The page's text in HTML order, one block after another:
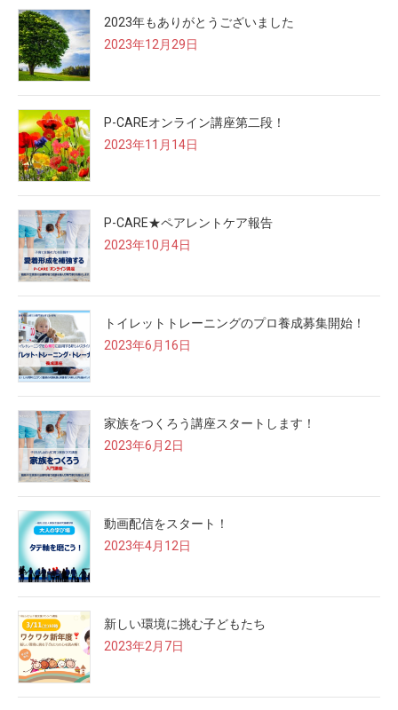
2023年もありがとうございました
2023年12月29日
P-CAREオンライン講座第二段！
2023年11月14日
P-CARE★ペアレントケア報告
2023年10月4日
トイレットトレーニングのプロ養成募集開始！
2023年6月16日
家族をつくろう講座スタートします！
2023年6月2日
動画配信をスタート！
2023年4月12日
新しい環境に挑む子どもたち
2023年2月7日